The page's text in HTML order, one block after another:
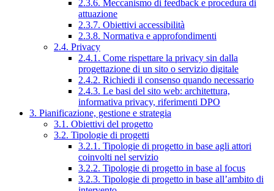
2.3.6. Meccanismo di feedback e procedura di
attuazione
2.3.7. Obiettivi accessibilità
2.3.8. Normativa e approfondimenti
2.4. Privacy
2.4.1. Come rispettare la privacy sin dalla
progettazione di un sito o servizio digitale
2.4.2. Richiedi il consenso quando necessario
2.4.3. Le basi del sito web: architettura,
informativa privacy, riferimenti DPO
3. Pianificazione, gestione e strategia
3.1. Obiettivi del progetto
3.2. Tipologie di progetti
3.2.1. Tipologie di progetto in base agli attori
coinvolti nel servizio
3.2.2. Tipologie di progetto in base al focus
3.2.3. Tipologie di progetto in base all’ambito di